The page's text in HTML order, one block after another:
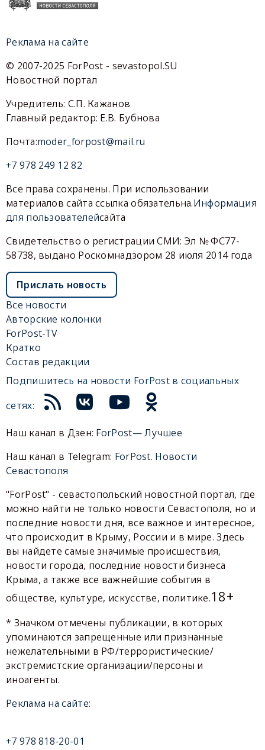
Реклама на сайте
© 2007-2025 ForPost - sevastopol.SU
Новостной портал
Учредитель: С.П. Кажанов
Главный редактор: Е.В. Бубнова
Почта:moder_forpost@mail.ru
+7 978 249 12 82
Все права сохранены. При использовании
материалов сайта ссылка обязательна.Информация
для пользователейсайта
Свидетельство о регистрации СМИ: Эл № ФС77-
58738, выдано Роскомнадзором 28 июля 2014 года
Прислать новость
Все новости
Авторские колонки
ForPost-TV
Кратко
Состав редакции
Подпишитесь на новости ForPost в социальных
сетях:
Наш канал в Дзен: ForPost— Лучшее
Наш канал в Telegram: ForPost. Новости
Севастополя
"ForPost" - севастопольский новостной портал, где
можно найти не только новости Севастополя, но и
последние новости дня, все важное и интересное,
что происходит в Крыму, России и в мире. Здесь
вы найдете самые значимые происшествия,
новости города, последние новости бизнеса
Крыма, а также все важнейшие события в
обществе, культуре, искусстве, политике.18+
* Значком отмечены публикации, в которых
упоминаются запрещенные или признанные
нежелательными в РФ/террористические/
экстремистские организации/персоны и
иноагенты.
Реклама на сайте:
+7 978 818-20-01